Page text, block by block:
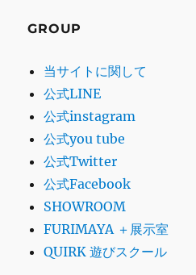
GROUP
当サイトに関して
公式LINE
公式instagram
公式you tube
公式Twitter
公式Facebook
SHOWROOM
FURIMAYA ＋展示室
QUIRK 遊びスクール